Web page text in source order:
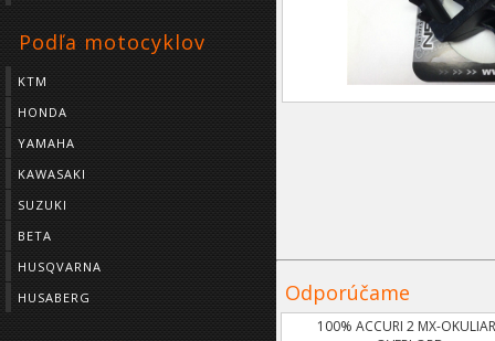
Podľa motocyklov
KTM
HONDA
YAMAHA
KAWASAKI
SUZUKI
BETA
HUSQVARNA
HUSABERG
Odporúčame
100% ACCURI 2 MX-